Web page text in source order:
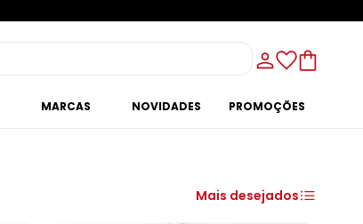
MARCAS NOVIDADES PROMOÇÕES
Mais desejados